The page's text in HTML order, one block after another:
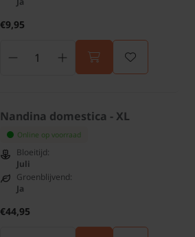
€9,95
Nandina domestica - XL
Online op voorraad
Bloeitijd:
Juli
Groenblijvend:
Ja
€44,95